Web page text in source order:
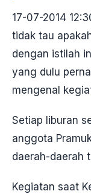
17-07-2014
tidak tau
dengan istilah
yang dulu
mengenal
Setiap liburan
anggota
daerah-daerah
Kegiatan saat